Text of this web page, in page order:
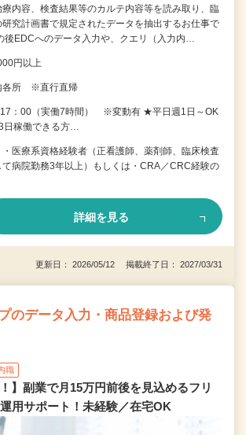
療内容、検査結果等のカルテ内容等を読み取り、臨
研究計画書で規定されたデータを抽出するお仕事で
後EDCへのデータ入力や、クエリ（入力内…
円以上
各所 ※直行直帰
：00（実働7時間） ※変動有 ★平日週1日～OK
3日稼働できる方…
・医療系資格経験者（正看護師、薬剤師、臨床検査
て病院勤務3年以上）もしくは・CRA／CRC経験の
詳細を見る
更新日： 2026/05/12 掲載終了日： 2027/03/31
のデータ入力・商品登録および発
職
】副業で月15万円前後を見込めるフリ
用サポート！未経験／在宅OK